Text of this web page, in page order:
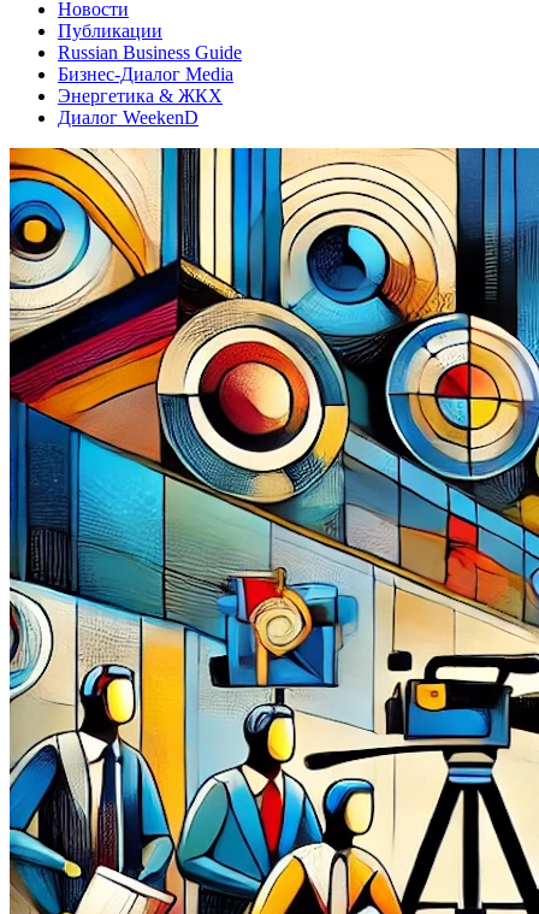
Новости
Публикации
Russian Business Guide
Бизнес-Диалог Media
Энергетика & ЖКХ
Диалог WeekenD